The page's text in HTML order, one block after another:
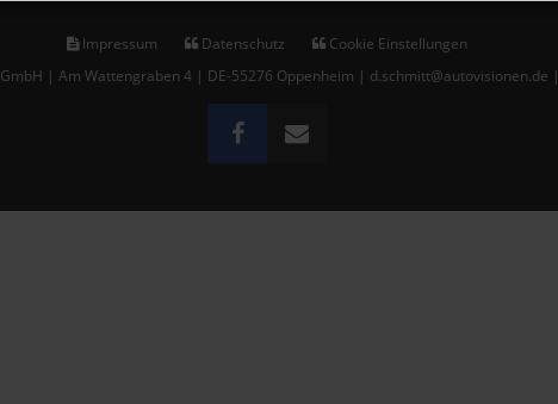
Impressum Datenschutz
Cookie Einstellungen
| Am Wattengraben 4 | DE-55276 Oppenheim | d.schmitt@autovisionen.de |